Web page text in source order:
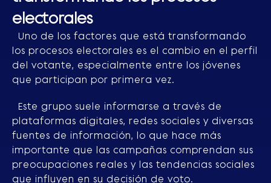
electorales
Uno de los factores que está transformando
los procesos electorales es el cambio en el perfil
del votante, especialmente entre los jóvenes
que participan por primera vez.
Este grupo suele informarse a través de
plataformas digitales, redes sociales y diversas
fuentes de información, lo que hace más
importante que las campañas comprendan sus
preocupaciones reales y las tendencias sociales
que influyen en su decisión de voto.